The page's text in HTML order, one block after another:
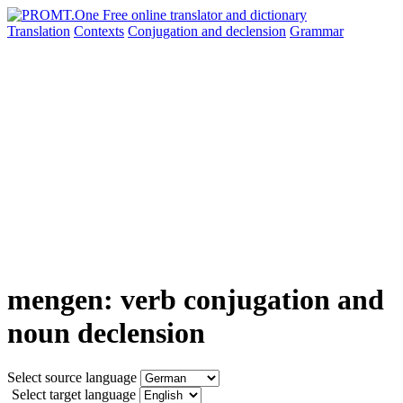
Translation Contexts Conjugation and declension Grammar
mengen: verb conjugation and
noun declension
Select source language
Select target language